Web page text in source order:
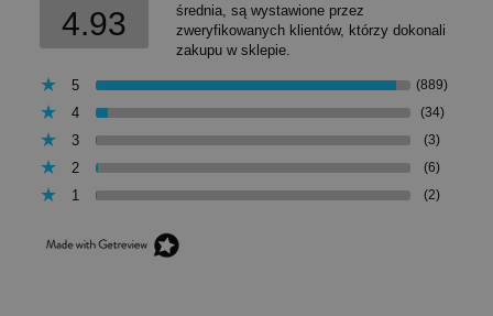
4.93
średnia, są wystawione przez
zweryfikowanych klientów, którzy dokonali
zakupu w sklepie.
5 (889)
4 (34)
3 (3)
2 (6)
1 (2)